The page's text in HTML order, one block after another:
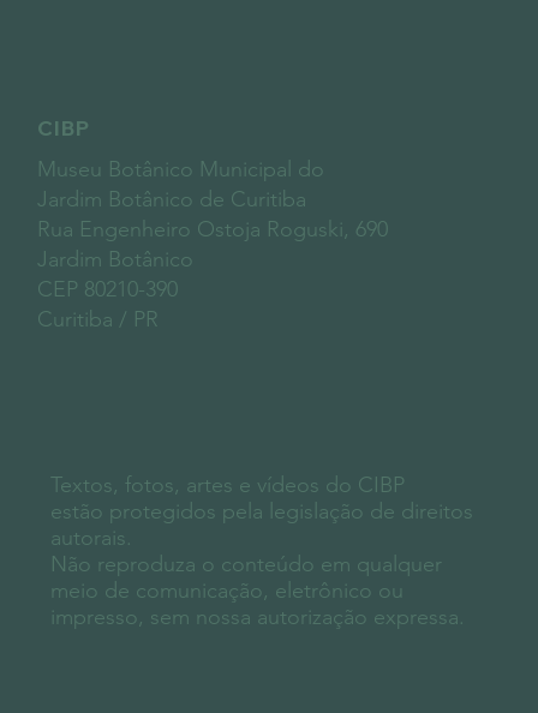
CIBP
Museu Botânico Municipal do
Jardim Botânico de Curitiba
Rua Engenheiro Ostoja Roguski, 690
Jardim Botânico
CEP 80210-390
Curitiba / PR
Textos, fotos, artes e vídeos do CIBP
estão protegidos pela legislação de direitos
autorais.
Não reproduza o conteúdo em qualquer
meio de comunicação, eletrônico ou
impresso, sem nossa autorização expressa.